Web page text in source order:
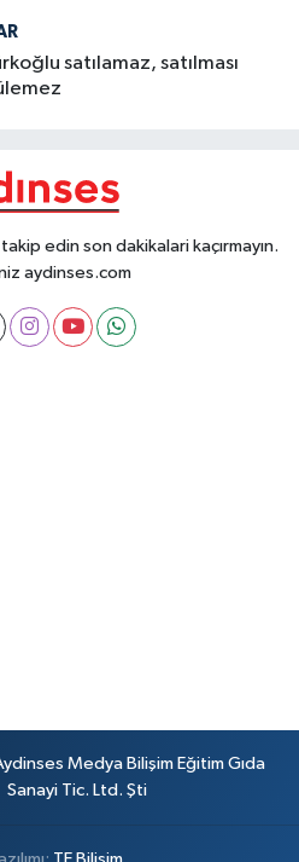
satılamaz, satılması
edin son dakikalari kaçırmayın.
aydinses.com
Medya Bilişim Eğitim Gıda
Sanayi Tic. Ltd. Şti